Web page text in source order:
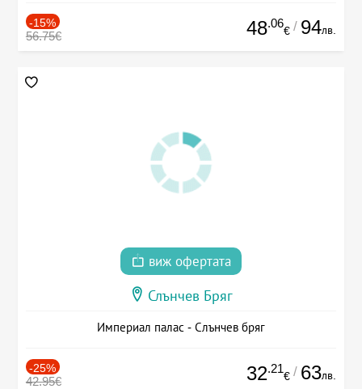
-15%
56.75€ 48.06
€ / 94лв.
виж офертата
Слънчев Бряг
Империал палас - Слънчев бряг
-25%
42.95€ 32.21
€ / 63лв.